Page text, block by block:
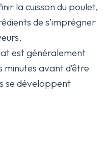
la cuisson du poulet,
de s’imprégner
est généralement
avant d’être
se développent